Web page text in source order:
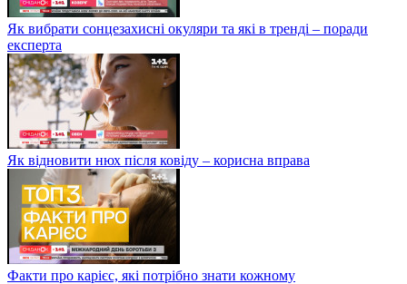
Як вибрати сонцезахисні окуляри та які в тренді – поради
експерта
Як відновити нюх після ковіду – корисна вправа
Факти про карієс, які потрібно знати кожному